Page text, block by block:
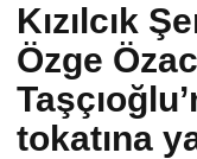
Kızılcık
Özge
tokatına